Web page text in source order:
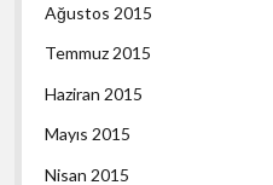
Ağustos 2015
Temmuz 2015
Haziran 2015
Mayıs 2015
Nisan 2015